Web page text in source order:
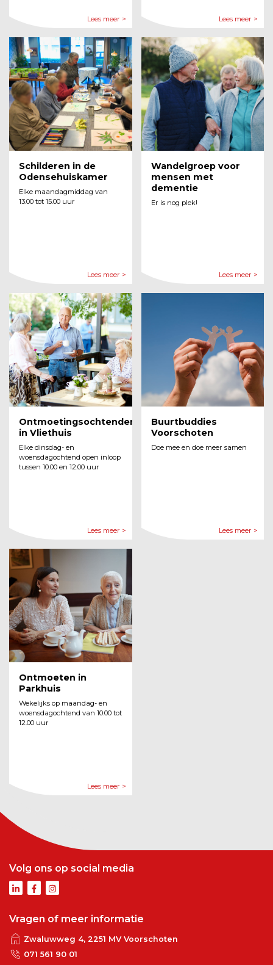
Lees meer > Lees meer >
Schilderen in de
Odensehuiskamer
Elke maandagmiddag van
13.00 tot 15.00 uur
Lees meer >
Wandelgroep voor
mensen met
dementie
Er is nog plek!
Lees meer >
Ontmoetingsochtenden
in Vliethuis
Elke dinsdag- en
woensdagochtend open inloop
tussen 10.00 en 12.00 uur
Lees meer >
Buurtbuddies
Voorschoten
Doe mee en doe meer samen
Lees meer >
Ontmoeten in
Parkhuis
Wekelijks op maandag- en
woensdagochtend van 10.00 tot
12.00 uur
Lees meer >
Volg ons op social media
Vragen of meer informatie
Zwaluwweg 4, 2251 MV Voorschoten
071 561 90 01